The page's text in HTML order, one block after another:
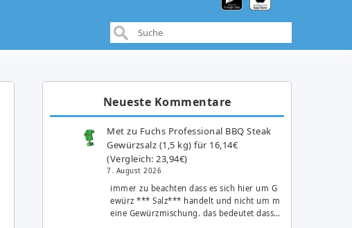
Neueste Kommentare
Met zu Fuchs Professional BBQ Steak
Gewürzsalz (1,5 kg) für 16,14€
(Vergleich: 23,94€)
7. August 2026
immer zu beachten dass es sich hier um G
ewürz *** Salz*** handelt und nicht um m
eine Gewürzmischung. das bedeutet dass…